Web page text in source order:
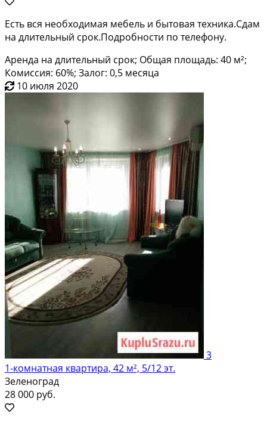
Есть вся необходимая мебель и бытовая техника.Сдам
на длительный срок.Подробности по телефону.
Аренда на длительный срок; Общая площадь: 40 м²;
Комиссия: 60%; Залог: 0,5 месяца
10 июля 2020
3
1-комнатная квартира, 42 м², 5/12 эт.
Зеленоград
28 000 руб.